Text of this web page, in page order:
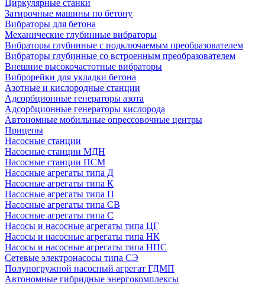
Циркулярные станки
Затирочные машины по бетону
Вибраторы для бетона
Механические глубинные вибраторы
Вибраторы глубинные с подключаемым преобразователем
Вибраторы глубинные со встроенным преобразователем
Внешние высокочастотные вибраторы
Виброрейки для укладки бетона
Азотные и кислородные станции
Адсорбционные генераторы азота
Адсорбционные генераторы кислорода
Автономные мобильные опрессовочные центры
Прицепы
Насосные станции
Насосные станции МДН
Насосные станции ПСМ
Насосные агрегаты типа Д
Насосные агрегаты типа К
Насосные агрегаты типа П
Насосные агрегаты типа СВ
Насосные агрегаты типа С
Насосы и насосные агрегаты типа ЦГ
Насосы и насосные агрегаты типа НК
Насосы и насосные агрегаты типа НПС
Сетевые электронасосы типа СЭ
Полупогружной насосный агрегат ГДМП
Автономные гибридные энергокомплексы